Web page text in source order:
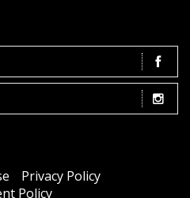
Privacy Policy
Policy